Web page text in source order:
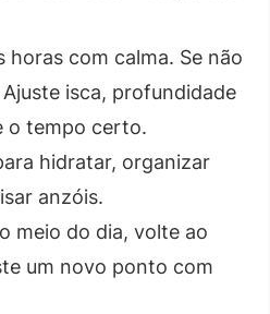
horas com calma. Se não
isca, profundidade
o tempo certo.
hidratar, organizar
anzóis.
meio do dia, volte ao
um novo ponto com